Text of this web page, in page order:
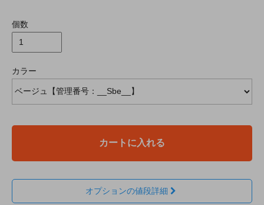
個数
カラー
カートに入れる
オプションの値段詳細